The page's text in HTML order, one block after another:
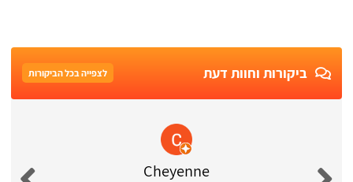
ביקורות וחוות דעת לצפייה בכל הביקורות
Cheyenne